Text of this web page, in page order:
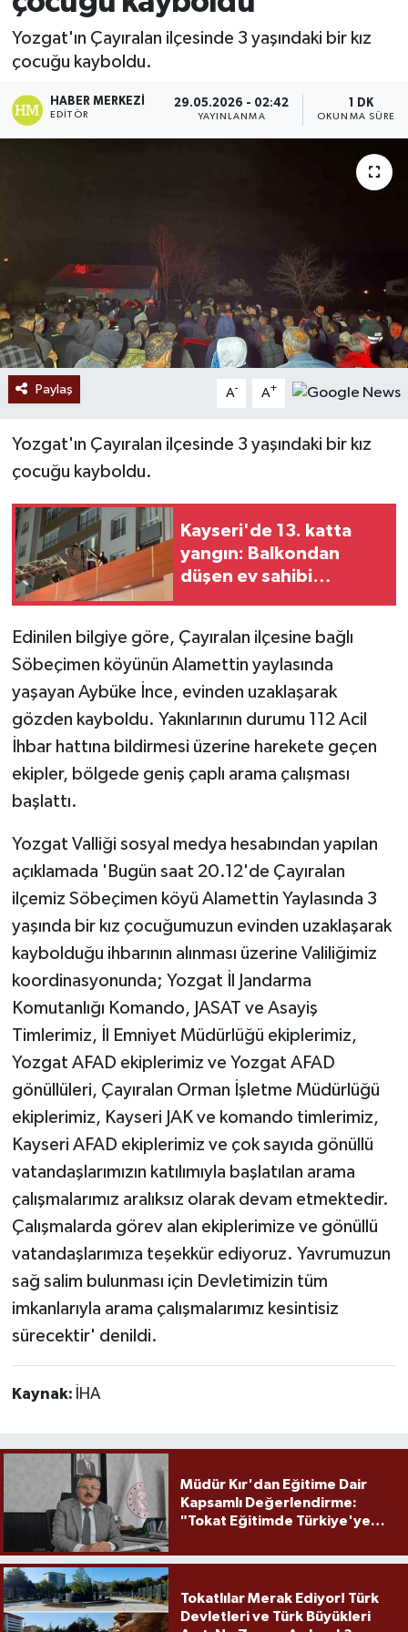
Yozgat'ın Çayıralan ilçesinde 3 yaşındaki bir kız
çocuğu kayboldu.
HABER MERKEZI
EDITÖR
29.05.2026 - 02:42
YAYINLANMA
1 DK
OKUNMA SÜRESI
Paylaş A- A+
Yozgat'ın Çayıralan ilçesinde 3 yaşındaki bir kız
çocuğu kayboldu.
Kayseri'de 13. katta
yangın: Balkondan
düşen ev sahibi
Edinilen bilgiye göre, Çayıralan ilçesine bağlı
Söbeçimen köyünün Alamettin yaylasında
yaşayan Aybüke İnce, evinden uzaklaşarak
gözden kayboldu. Yakınlarının durumu 112 Acil
İhbar hattına bildirmesi üzerine harekete geçen
ekipler, bölgede geniş çaplı arama çalışması
başlattı.
Yozgat Valliği sosyal medya hesabından yapılan
açıklamada 'Bugün saat 20.12'de Çayıralan
ilçemiz Söbeçimen köyü Alamettin Yaylasında 3
yaşında bir kız çocuğumuzun evinden uzaklaşarak
kaybolduğu ihbarının alınması üzerine Valiliğimiz
koordinasyonunda; Yozgat İl Jandarma
Komutanlığı Komando, JASAT ve Asayiş
Timlerimiz, İl Emniyet Müdürlüğü ekiplerimiz,
Yozgat AFAD ekiplerimiz ve Yozgat AFAD
gönüllüleri, Çayıralan Orman İşletme Müdürlüğü
ekiplerimiz, Kayseri JAK ve komando timlerimiz,
Kayseri AFAD ekiplerimiz ve çok sayıda gönüllü
vatandaşlarımızın katılımıyla başlatılan arama
çalışmalarımız aralıksız olarak devam etmektedir.
Çalışmalarda görev alan ekiplerimize ve gönüllü
vatandaşlarımıza teşekkür ediyoruz. Yavrumuzun
sağ salim bulunması için Devletimizin tüm
imkanlarıyla arama çalışmalarımız kesintisiz
sürecektir' denildi.
Kaynak: İHA
Müdür Kır'dan Eğitime Dair
Kapsamlı Değerlendirme:
"Tokat Eğitimde Türkiye'ye
Tokatlılar Merak Ediyor! Türk
Devletleri ve Türk Büyükleri
Ekonomi